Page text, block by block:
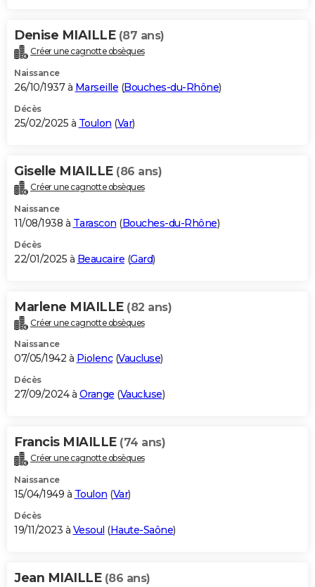
Bricolage
Lifestyle
Culture
Sport
Auto
Television
Voyage
Cinema
Denise MIAILLE (87 ans)
Créer une cagnotte obsèques
Naissance
26/10/1937 à Marseille (Bouches-du-Rhône)
Décès
25/02/2025 à Toulon (Var)
Giselle MIAILLE (86 ans)
Créer une cagnotte obsèques
Naissance
11/08/1938 à Tarascon (Bouches-du-Rhône)
Décès
22/01/2025 à Beaucaire (Gard)
Marlene MIAILLE (82 ans)
Créer une cagnotte obsèques
Naissance
07/05/1942 à Piolenc(Vaucluse)
Décès
27/09/2024 à Orange (Vaucluse)
Francis MIAILLE (74 ans)
Créer une cagnotte obsèques
Naissance
15/04/1949 à Toulon (Var)
Décès
19/11/2023 à Vesoul (Haute-Saône)
Jean MIAILLE (86 ans)